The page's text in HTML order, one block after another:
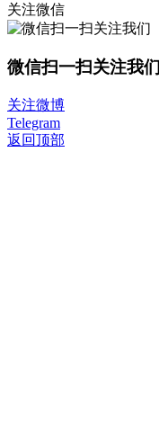
关注微信
微信扫一扫关注我们
关注微博
Telegram
返回顶部